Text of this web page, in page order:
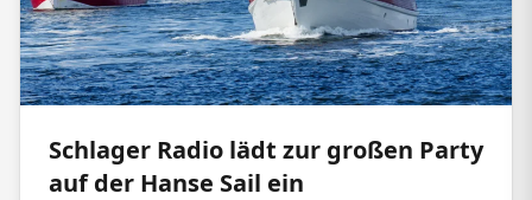
Schlager Radio lädt zur großen Party
auf der Hanse Sail ein